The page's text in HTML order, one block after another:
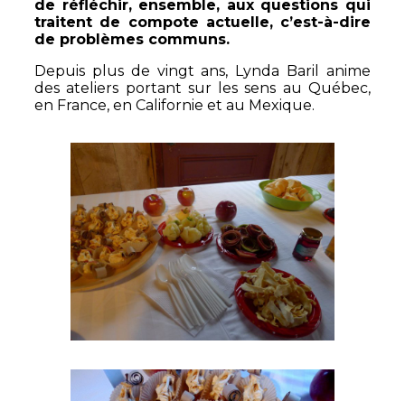
de réfléchir, ensemble, aux questions qui
traitent de compote actuelle, c’est-à-dire
de problèmes communs.
Depuis plus de vingt ans, Lynda Baril anime
des ateliers portant sur les sens au Québec,
en France, en Californie et au Mexique.